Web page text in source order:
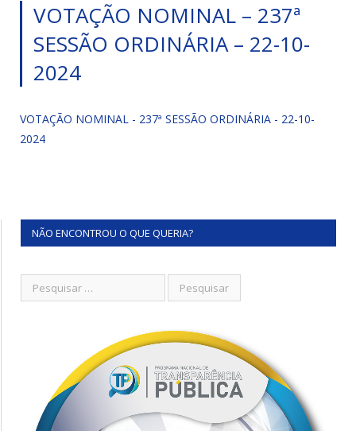
VOTAÇÃO NOMINAL – 237ª
SESSÃO ORDINÁRIA – 22-10-
2024
VOTAÇÃO NOMINAL - 237ª SESSÃO ORDINÁRIA - 22-10-
2024
NÃO ENCONTROU O QUE QUERIA?